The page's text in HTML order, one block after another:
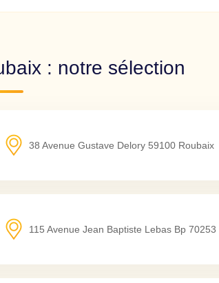
: notre sélection
38 Avenue Gustave Delory 59100 Roubaix
115 Avenue Jean Baptiste Lebas Bp 70253